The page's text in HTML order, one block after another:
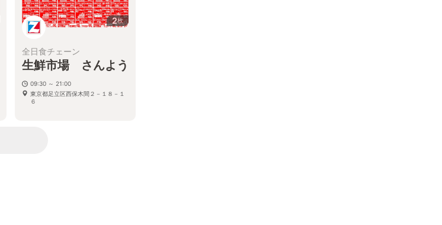
2枚
全日食チェーン
生鮮市場 さんよう
09:30 ～ 21:00
東京都足立区西保木間２－１８－１
６